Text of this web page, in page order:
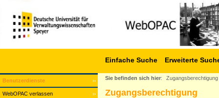
Benutzerdienste
WebOPAC verlassen
Einfache Suche Erweiterte
Sie befinden sich hier: Zugangsberechtigung
Zugangsberechtigung